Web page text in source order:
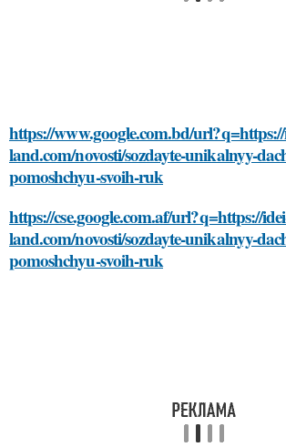
https://www.google.com.bd/
land.com/novosti/sozdayte-unikalnyy-
pomoshchyu-svoih-ruk
https://cse.google.com.af/url?q=https://
land.com/novosti/sozdayte-unikalnyy-
pomoshchyu-svoih-ruk